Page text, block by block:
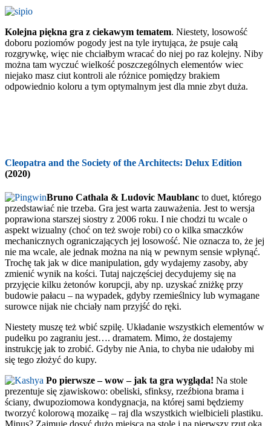
Kolejna piękna gra z ciekawym tematem. Niestety, losowość
doboru poziomów pogody jest na tyle irytująca, że psuje całą
rozgrywkę, więc nie chciałbym wracać do niej po raz kolejny. Niby
można tam wyczuć wielkość poszczególnych elementów wiec
niejako masz ciut kontroli ale różnice pomiędzy brakiem
odpowiednio koloru a tym optymalnym jest dla mnie zbyt duża.
Cleopatra and the Society of the Architects: Delux Edition
(2020)
Bruno Cathala & Ludovic Maublanc to duet, którego
przedstawiać nie trzeba. Gra jest warta zauważenia. Jest to wersja
poprawiona starszej siostry z 2006 roku. I nie chodzi tu wcale o
aspekt wizualny (choć on też swoje robi) co o kilka smaczków
mechanicznych ograniczających jej losowość. Nie oznacza to, że jej
nie ma wcale, ale jednak można na nią w pewnym sensie wpłynąć.
Trochę tak jak w dice manipulation, gdy wydajemy zasoby, aby
zmienić wynik na kości. Tutaj najczęściej decydujemy się na
przyjęcie kilku żetonów korupcji, aby np. uzyskać zniżkę przy
budowie pałacu – na wypadek, gdyby rzemieślnicy lub wymagane
surowce nijak nie chciały nam przyjść do ręki.
Niestety muszę też wbić szpilę. Układanie wszystkich elementów w
pudełku po zagraniu jest…. dramatem. Mimo, że dostajemy
instrukcję jak to zrobić. Gdyby nie Ania, to chyba nie udałoby mi
się tego złożyć do kupy.
Po pierwsze – wow – jak ta gra wygląda! Na stole
prezentuje się zjawiskowo: obeliski, sfinksy, rzeźbiona brama i
ściany, dwupoziomowa kondygnacja, na której sami będziemy
tworzyć kolorową mozaikę – raj dla wszystkich wielbicieli plastiku.
Minus? Zajmuje dosyć dużo miejsca na stole i na pierwszy rzut oka